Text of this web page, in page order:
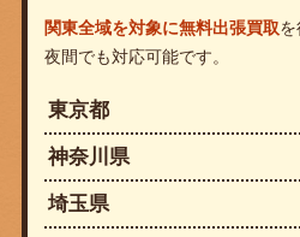
関東全域を対象に無料出張買取
夜間でも対応可能です。
東京都
神奈川県
埼玉県